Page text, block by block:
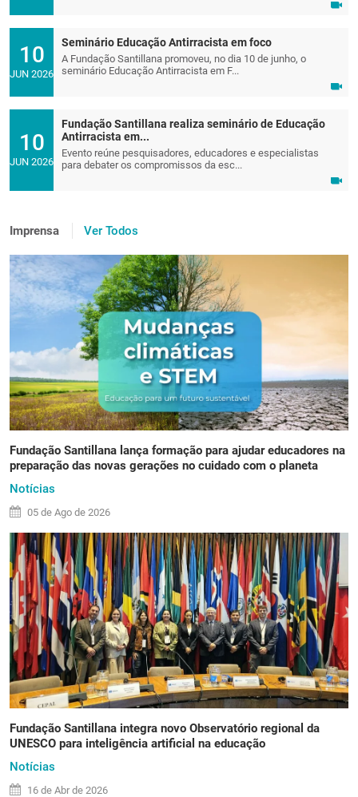
10
JUN 2026
Seminário Educação Antirracista em foco
A Fundação Santillana promoveu, no dia 10 de junho, o
seminário Educação Antirracista em F...
10
JUN 2026
Fundação Santillana realiza seminário de Educação
Antirracista em...
Evento reúne pesquisadores, educadores e especialistas
para debater os compromissos da esc...
Imprensa Ver Todos
Fundação Santillana lança formação para ajudar educadores na
preparação das novas gerações no cuidado com o planeta
Notícias
05 de Ago de 2026
Fundação Santillana integra novo Observatório regional da
UNESCO para inteligência artificial na educação
Notícias
16 de Abr de 2026